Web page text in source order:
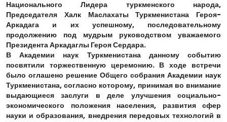
Национального Лидера туркменского народа,
Председателя Халк Маслахаты Туркменистана Героя-
Аркадага и их успешному, последовательному
продолжению под мудрым руководством уважаемого
Президента Аркадаглы Героя Сердара.
В Академии наук Туркменистана данному событию
посвятили торжественную церемонию. В ходе встречи
было оглашено решение Общего собрания Академии наук
Туркменистана, согласно которому, принимая во внимание
выдающиеся заслуги в деле улучшения социально-
экономического положения населения, развития сфер
науки и образования, внедрения передовых технологий в